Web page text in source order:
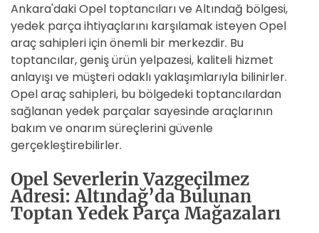
Ankara'daki Opel toptancıları ve Altındağ bölgesi,
yedek parça ihtiyaçlarını karşılamak isteyen Opel
araç sahipleri için önemli bir merkezdir. Bu
toptancılar, geniş ürün yelpazesi, kaliteli hizmet
anlayışı ve müşteri odaklı yaklaşımlarıyla bilinirler.
Opel araç sahipleri, bu bölgedeki toptancılardan
sağlanan yedek parçalar sayesinde araçlarının
bakım ve onarım süreçlerini güvenle
gerçekleştirebilirler.
Opel Severlerin Vazgeçilmez
Adresi: Altındağ’da Bulunan
Toptan Yedek Parça Mağazaları